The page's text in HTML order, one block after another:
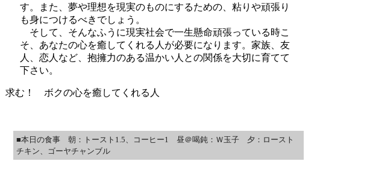
す。また、夢や理想を現実のものにするための、粘りや頑張り
も身につけるべきでしょう。
そして、そんなふうに現実社会で一生懸命頑張っている時こ
そ、あなたの心を癒してくれる人が必要になります。家族、友
人、恋人など、抱擁力のある温かい人との関係を大切に育てて
下さい。
求む！ ボクの心を癒してくれる人
■本日の食事 朝：トースト1.5、コーヒー1 昼＠喝鈍：Ｗ玉子 夕：ロースト
チキン、ゴーヤチャンブル